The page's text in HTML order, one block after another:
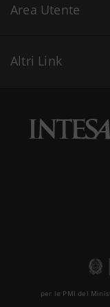
Area Utente
Altri Link
per le PMI del